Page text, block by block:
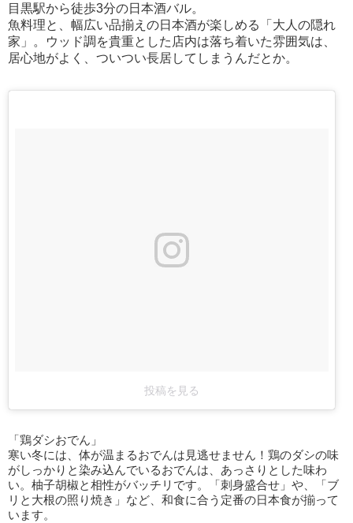
目黒駅から徒歩3分の日本酒バル。
魚料理と、幅広い品揃えの日本酒が楽しめる「大人の隠れ
家」。ウッド調を貴重とした店内は落ち着いた雰囲気は、
居心地がよく、ついつい長居してしまうんだとか。
投稿を見る
「鶏ダシおでん」
寒い冬には、体が温まるおでんは見逃せません！鶏のダシの味
がしっかりと染み込んでいるおでんは、あっさりとした味わ
い。柚子胡椒と相性がバッチリです。「刺身盛合せ」や、「ブ
リと大根の照り焼き」など、和食に合う定番の日本食が揃って
います。